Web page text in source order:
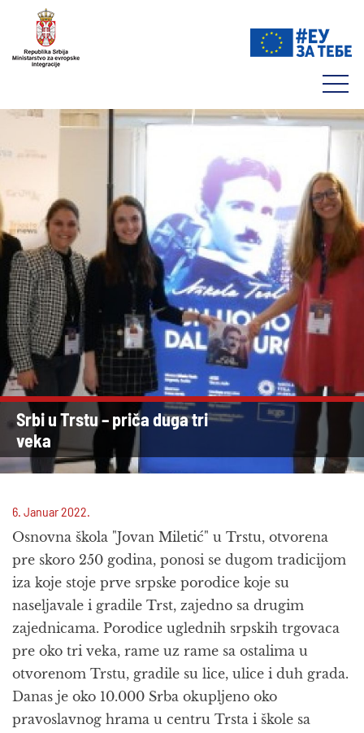
Srbi u Trstu – priča duga tri
veka
6. Januar 2022.
Osnovna škola "Jovan Miletić" u Trstu, otvorena
pre skoro 250 godina, ponosi se dugom tradicijom
iza koje stoje prve srpske porodice koje su
naseljavale i gradile Trst, zajedno sa drugim
zajednicama. Porodice uglednih srpskih trgovaca
pre oko tri veka, rame uz rame sa ostalima u
otvorenom Trstu, gradile su lice, ulice i duh grada.
Danas je oko 10.000 Srba okupljeno oko
pravoslavnog hrama u centru Trsta i škole sa